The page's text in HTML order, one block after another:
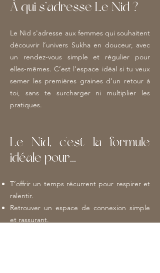
À qui s’adresse Le Nid ?
Le Nid s'adresse aux femmes qui souhaitent
découvrir l’univers Sukha en douceur, avec
un rendez-vous simple et régulier pour
elles-mêmes. C’est l’espace idéal si tu veux
semer les premières graines d’un retour à
toi, sans te surcharger ni multiplier les
pratiques.
Le Nid, c'est la formule
idéale pour...
T’offrir un temps récurrent pour respirer et
ralentir.
Retrouver un espace de connexion simple
et rassurant.